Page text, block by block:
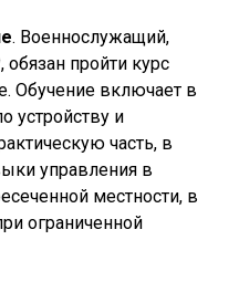
. Военнослужащий,
пройти курс
Обучение включает в
устройству и
часть, в
управления в
местности, в
ограниченной